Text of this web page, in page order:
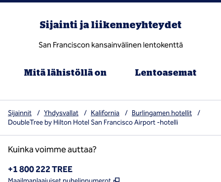
Sijainti ja liikenneyhteydet
San Franciscon kansainvälinen lentokenttä
Mitä lähistöllä on Lentoasemat
Sijainnit / Yhdysvallat / Kalifornia / Burlingamen hotellit
/
DoubleTree by Hilton Hotel San Francisco Airport -hotelli
Kuinka voimme auttaa?
Puhelin:
+1 800 222 TREE
,